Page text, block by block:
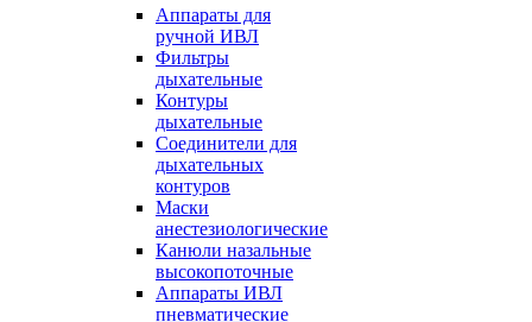
Аппараты для
ручной ИВЛ
Фильтры
дыхательные
Контуры
дыхательные
Соединители для
дыхательных
контуров
Маски
анестезиологические
Канюли назальные
высокопоточные
Аппараты ИВЛ
пневматические